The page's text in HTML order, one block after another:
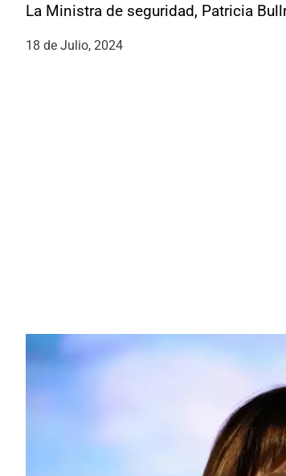
La Ministra de seguridad, Patricia
18 de Julio, 2024